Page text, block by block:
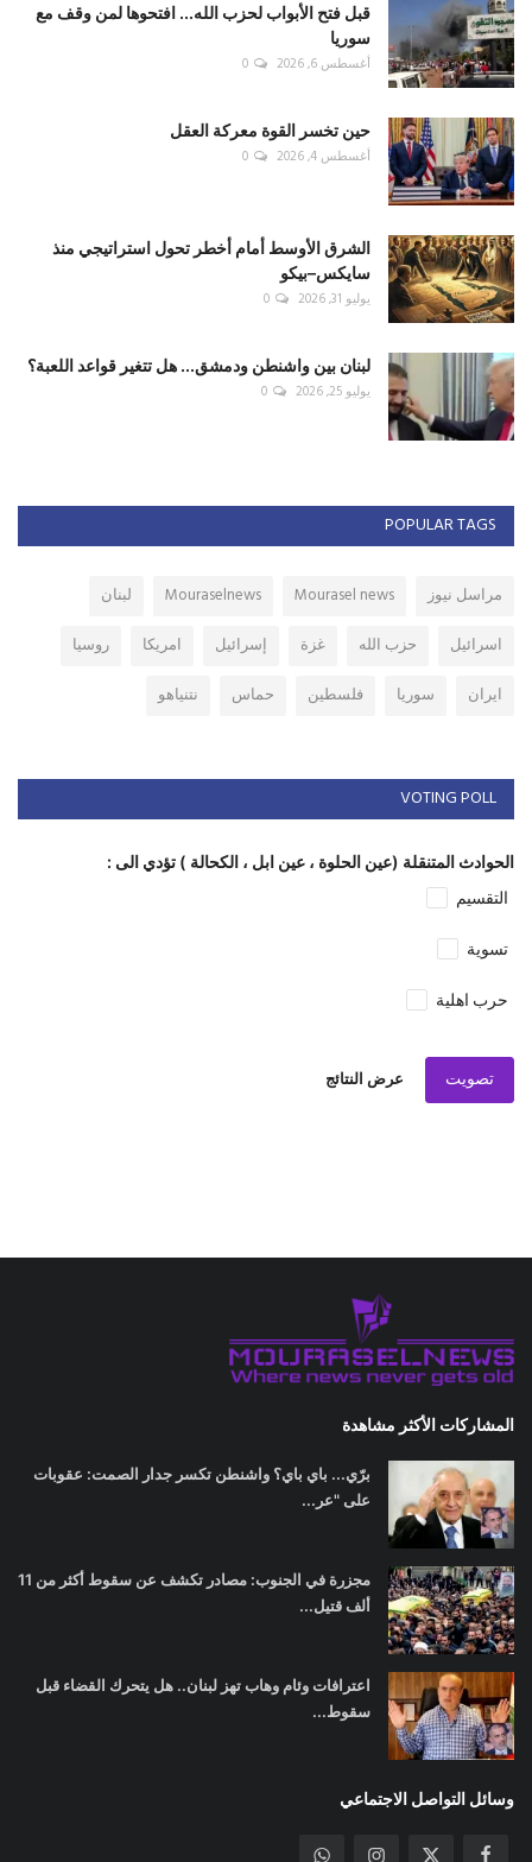
قبل فتح الأبواب لحزب الله... افتحوها لمن وقف مع
سوريا
أغسطس 6, 2026 0
حين تخسر القوة معركة العقل
أغسطس 4, 2026 0
الشرق الأوسط أمام أخطر تحول استراتيجي منذ
سايكس–بيكو
يوليو 31, 2026 0
لبنان بين واشنطن ودمشق... هل تتغير قواعد اللعبة؟
يوليو 25, 2026 0
POPULAR TAGS
مراسل نيوز Mourasel news
Mouraselnews
لبنان
اسرائيل
حزب الله غزة إسرائيل امريكا
روسيا
ايران
سوريا فلسطين حماس نتنياهو
VOTING POLL
الحوادث المتنقلة (عين الحلوة ، عين ابل ، الكحالة ) تؤدي الى :
التقسيم
تسوية
حرب اهلية
تصويت عرض النتائج
المشاركات الأكثر مشاهدة
برّي... باي باي؟ واشنطن تكسر جدار الصمت: عقوبات
على "عر...
مجزرة في الجنوب: مصادر تكشف عن سقوط أكثر من 11
ألف قتيل...
اعترافات وئام وهاب تهز لبنان.. هل يتحرك القضاء قبل
سقوط...
وسائل التواصل الاجتماعي